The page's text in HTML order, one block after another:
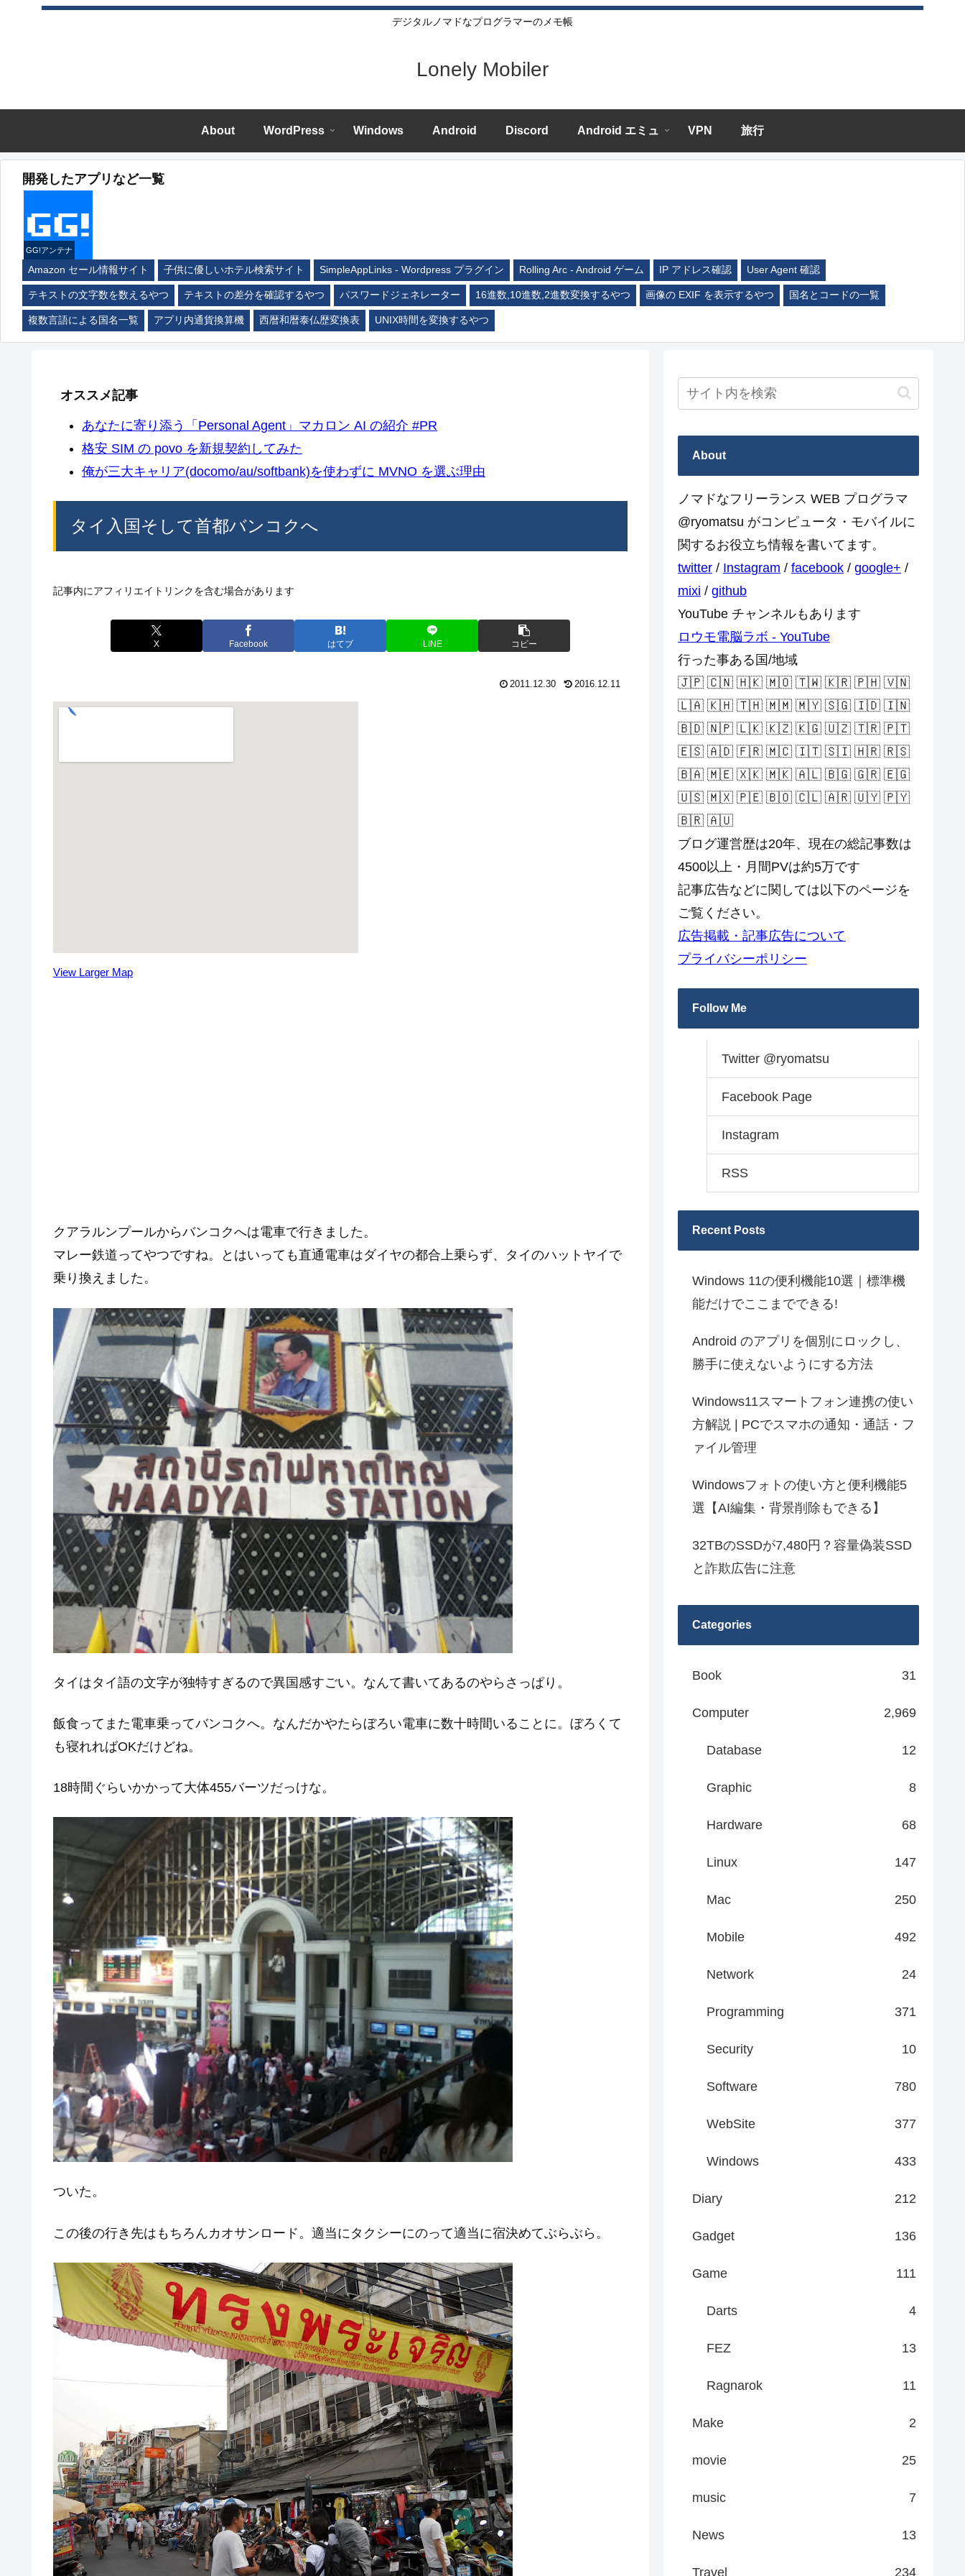
デジタルノマドなプログラマーのメモ帳
Lonely Mobiler
About WordPress Windows Android Discord Android エミュ VPN 旅行
開発したアプリなど一覧
GG!アンテナ
Amazon セール情報サイト 子供に優しいホテル検索サイト SimpleAppLinks - Wordpress プラグイン Rolling Arc - Android ゲーム IP アドレス確認 User Agent 確認
テキストの文字数を数えるやつ テキストの差分を確認するやつ パスワードジェネレーター 16進数,10進数,2進数変換するやつ 画像の EXIF を表示するやつ 国名とコードの一覧
複数言語による国名一覧 アプリ内通貨換算機 西暦和暦泰仏歴変換表 UNIX時間を変換するやつ
オススメ記事
あなたに寄り添う「Personal Agent」マカロン AI の紹介 #PR
格安 SIM の povo を新規契約してみた
俺が三大キャリア(docomo/au/softbank)を使わずに MVNO を選ぶ理由
タイ入国そして首都バンコクへ
記事内にアフィリエイトリンクを含む場合があります
X Facebook はてブ LINE コピー
2011.12.30 2016.12.11
View Larger Map
クアラルンプールからバンコクへは電車で行きました。
マレー鉄道ってやつですね。とはいっても直通電車はダイヤの都合上乗らず、タイのハットヤイで
乗り換えました。
タイはタイ語の文字が独特すぎるので異国感すごい。なんて書いてあるのやらさっぱり。
飯食ってまた電車乗ってバンコクへ。なんだかやたらぼろい電車に数十時間いることに。ぼろくて
も寝れればOKだけどね。
18時間ぐらいかかって大体455バーツだっけな。
ついた。
この後の行き先はもちろんカオサンロード。適当にタクシーにのって適当に宿決めてぶらぶら。
About
ノマドなフリーランス WEB プログラマ
@ryomatsu がコンピュータ・モバイルに
関するお役立ち情報を書いてます。
twitter / Instagram / facebook / google+ /
mixi / github
YouTube チャンネルもあります
ロウモ電脳ラボ - YouTube
行った事ある国/地域
🇯🇵 🇨🇳 🇭🇰 🇲🇴 🇹🇼 🇰🇷 🇵🇭 🇻🇳
🇱🇦 🇰🇭 🇹🇭 🇲🇲 🇲🇾 🇸🇬 🇮🇩 🇮🇳
🇧🇩 🇳🇵 🇱🇰 🇰🇿 🇰🇬 🇺🇿 🇹🇷 🇵🇹
🇪🇸 🇦🇩 🇫🇷 🇲🇨 🇮🇹 🇸🇮 🇭🇷 🇷🇸
🇧🇦 🇲🇪 🇽🇰 🇲🇰 🇦🇱 🇧🇬 🇬🇷 🇪🇬
🇺🇸 🇲🇽 🇵🇪 🇧🇴 🇨🇱 🇦🇷 🇺🇾 🇵🇾
🇧🇷 🇦🇺
ブログ運営歴は20年、現在の総記事数は
4500以上・月間PVは約5万です
記事広告などに関しては以下のページを
ご覧ください。
広告掲載・記事広告について
プライバシーポリシー
Follow Me
Twitter @ryomatsu
Facebook Page
Instagram
RSS
Recent Posts
Windows 11の便利機能10選｜標準機
能だけでここまでできる!
Android のアプリを個別にロックし、
勝手に使えないようにする方法
Windows11スマートフォン連携の使い
方解説 | PCでスマホの通知・通話・フ
ァイル管理
Windowsフォトの使い方と便利機能5
選【AI編集・背景削除もできる】
32TBのSSDが7,480円？容量偽装SSD
と詐欺広告に注意
Categories
Book 31
Computer 2,969
Database 12
Graphic 8
Hardware 68
Linux 147
Mac 250
Mobile 492
Network 24
Programming 371
Security 10
Software 780
WebSite 377
Windows 433
Diary 212
Gadget 136
Game 111
Darts 4
FEZ 13
Ragnarok 11
Make 2
movie 25
music 7
News 13
Travel 234